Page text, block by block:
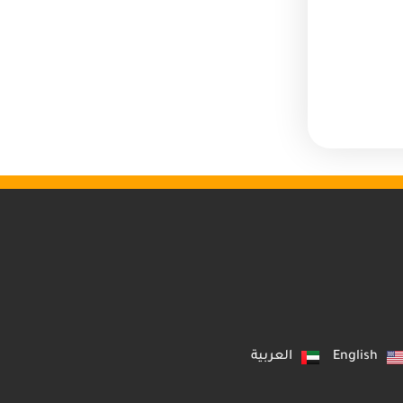
English العربية